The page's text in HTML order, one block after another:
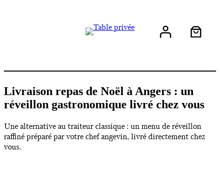
Livraison repas de Noël à Angers : un
réveillon gastronomique livré chez vous
Une alternative au traiteur classique : un menu de réveillon
raffiné préparé par votre chef angevin, livré directement chez
vous.